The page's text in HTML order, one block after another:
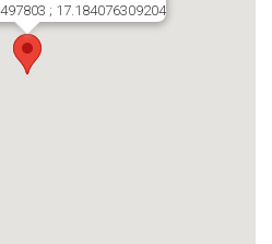
; 17.184076309204